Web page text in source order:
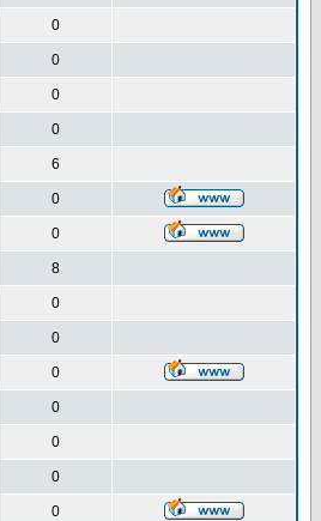
0
0
0
0
6
0
0
8
0
0
0
0
0
0
0